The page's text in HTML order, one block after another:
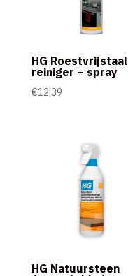
HG Roestvrijstaal
reiniger – spray
€12,39
HG Natuursteen